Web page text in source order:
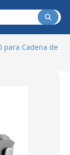
para Cadena de